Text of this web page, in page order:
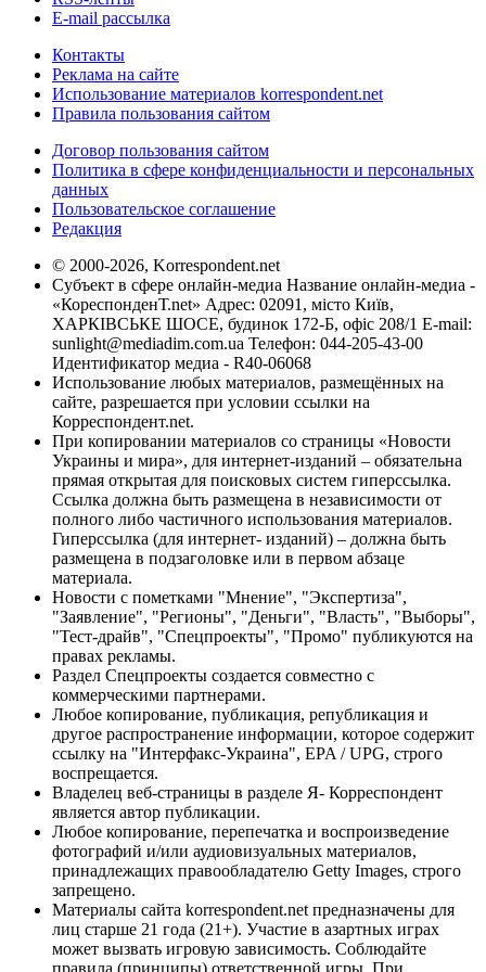
E-mail рассылка
Контакты
Реклама на сайте
Использование материалов korrespondent.net
Правила пользования сайтом
Договор пользования сайтом
Политика в сфере конфиденциальности и персональных
данных
Пользовательское соглашение
Редакция
© 2000-2026, Korrespondent.net
Субъект в сфере онлайн-медиа Название онлайн-медиа -
«КореспонденТ.net» Адрес: 02091, місто Київ,
ХАРКІВСЬКЕ ШОСЕ, будинок 172-Б, офіс 208/1 E-mail:
sunlight@mediadim.com.ua Телефон: 044-205-43-00
Идентификатор медиа - R40-06068
Использование любых материалов, размещённых на
сайте, разрешается при условии ссылки на
Корреспондент.net.
При копировании материалов со страницы «Новости
Украины и мира», для интернет-изданий – обязательна
прямая открытая для поисковых систем гиперссылка.
Ссылка должна быть размещена в независимости от
полного либо частичного использования материалов.
Гиперссылка (для интернет- изданий) – должна быть
размещена в подзаголовке или в первом абзаце
материала.
Новости с пометками "Мнение", "Экспертиза",
"Заявление", "Регионы", "Деньги", "Власть", "Выборы",
"Тест-драйв", "Спецпроекты", "Промо" публикуются на
правах рекламы.
Раздел Спецпроекты создается совместно с
коммерческими партнерами.
Любое копирование, публикация, републикация и
другое распространение информации, которое содержит
ссылку на "Интерфакс-Украина", EPA / UPG, строго
воспрещается.
Владелец веб-страницы в разделе Я- Корреспондент
является автор публикации.
Любое копирование, перепечатка и воспроизведение
фотографий и/или аудиовизуальных материалов,
принадлежащих правообладателю Getty Images, строго
запрещено.
Материалы сайта korrespondent.net предназначены для
лиц старше 21 года (21+). Участие в азартных играх
может вызвать игровую зависимость. Соблюдайте
правила (принципы) ответственной игры. При